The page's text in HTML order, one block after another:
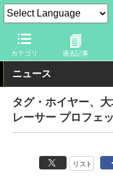
カテゴリ 過去記事
トラベル Watch 旅のアイ
ニュース
タグ・ホイヤー、
レーサー プロフェ
リスト